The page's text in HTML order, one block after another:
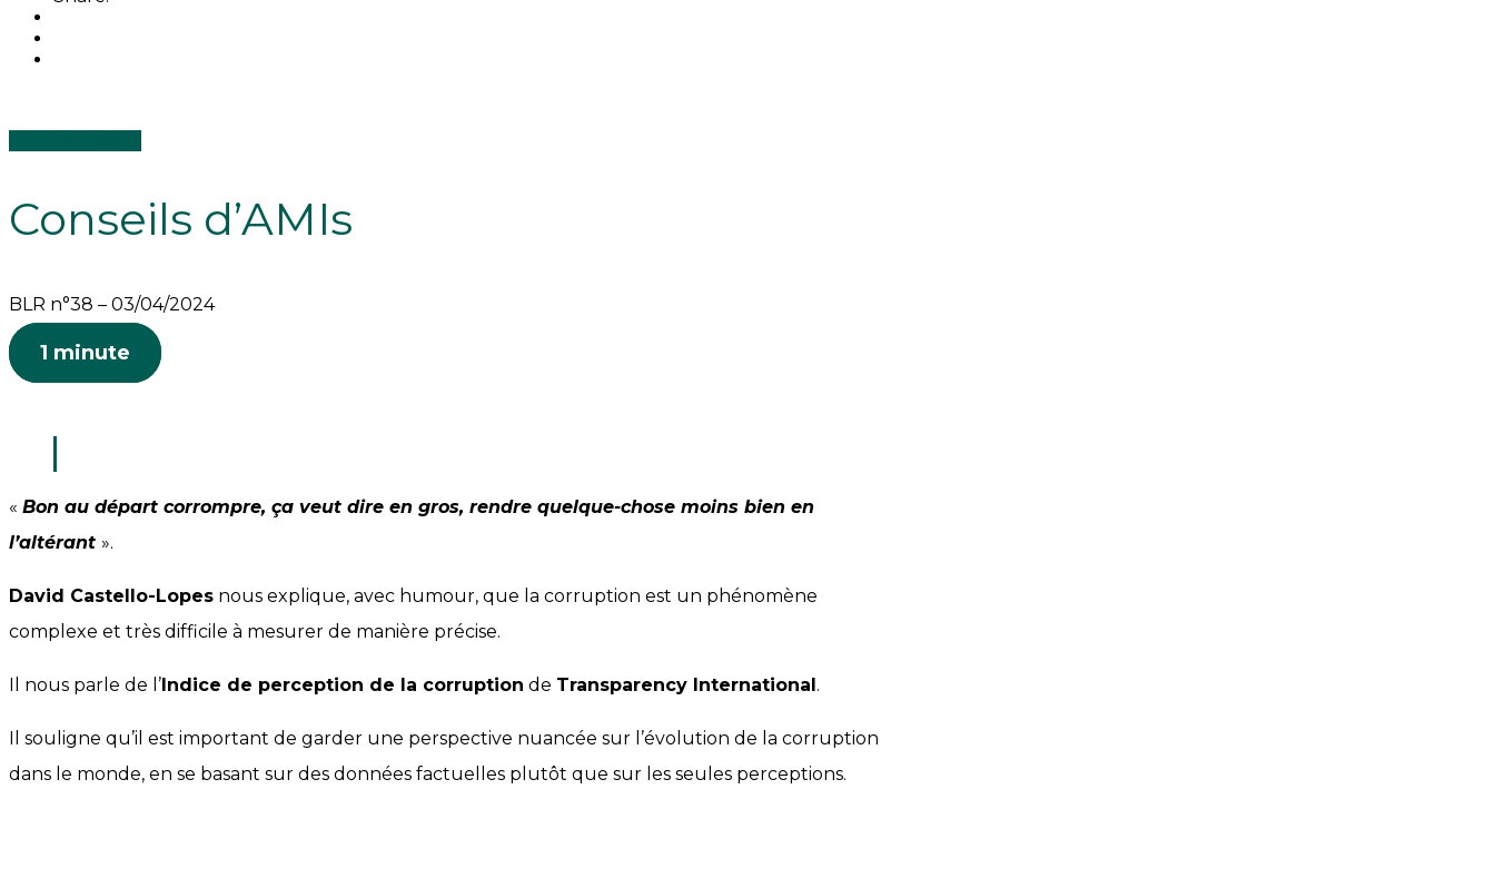
Conseils d’AMIs
BLR n°38 – 03/04/2024
1 minute
« Bon au départ corrompre, ça veut dire en gros, rendre quelque-chose moins bien en
l’altérant ».
David Castello-Lopes nous explique, avec humour, que la corruption est un phénomène
complexe et très difficile à mesurer de manière précise.
Il nous parle de l’ Indice de perception de la corruption de Transparency International .
Il souligne qu’il est important de garder une perspective nuancée sur l’évolution de la corruption
dans le monde, en se basant sur des données factuelles plutôt que sur les seules perceptions.